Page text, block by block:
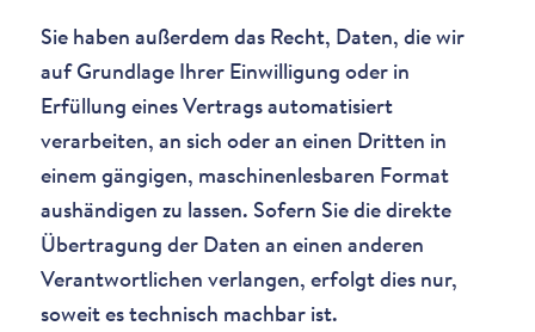
Sie haben außerdem das Recht, Daten, die wir
auf Grundlage Ihrer Einwilligung oder in
Erfüllung eines Vertrags automatisiert
verarbeiten, an sich oder an einen Dritten in
einem gängigen, maschinenlesbaren Format
aushändigen zu lassen. Sofern Sie die direkte
Übertragung der Daten an einen anderen
Verantwortlichen verlangen, erfolgt dies nur,
soweit es technisch machbar ist.